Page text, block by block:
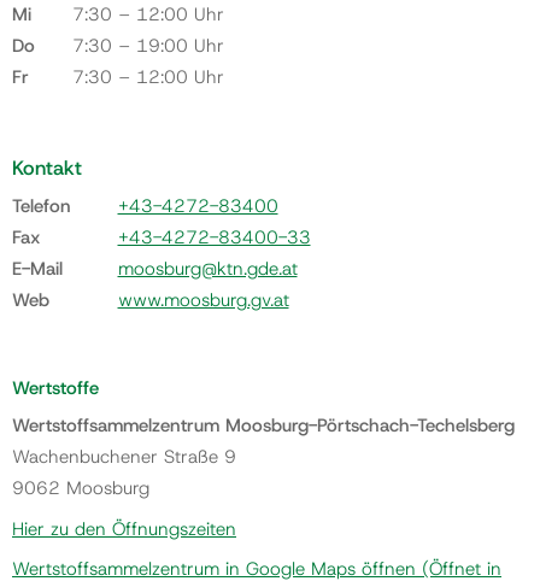
Mi
7:30 – 12:00 Uhr
Do
7:30 – 19:00 Uhr
Fr
7:30 – 12:00 Uhr
Kontakt
Telefon
+43-4272-83400
Fax
+43-4272-83400-33
E-Mail
moosburg@ktn.gde.at
Web
www.moosburg.gv.at
Wertstoffe
Wertstoffsammelzentrum Moosburg-Pörtschach-Techelsberg
Wachenbuchener Straße 9
9062 Moosburg
Hier zu den Öffnungszeiten
Wertstoffsammelzentrum in Google Maps öffnen (Öffnet in